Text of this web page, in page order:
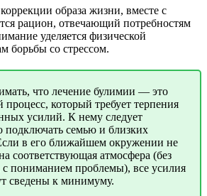
образа жизни, вместе с
рацион, отвечающий потребностям
уделяется физической
борьбы со стрессом.
что лечение булимии — это
процесс, который требует терпения
усилий. К нему следует
подключать семью и близких
в его ближайшем окружении не
соответствующая атмосфера (без
с пониманием проблемы), все усилия
сведены к минимуму.